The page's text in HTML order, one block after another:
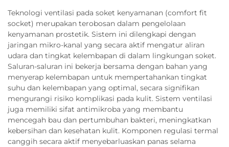
Teknologi ventilasi pada soket kenyamanan (comfort fit
socket) merupakan terobosan dalam pengelolaan
kenyamanan prostetik. Sistem ini dilengkapi dengan
jaringan mikro-kanal yang secara aktif mengatur aliran
udara dan tingkat kelembapan di dalam lingkungan soket.
Saluran-saluran ini bekerja bersama dengan bahan yang
menyerap kelembapan untuk mempertahankan tingkat
suhu dan kelembapan yang optimal, secara signifikan
mengurangi risiko komplikasi pada kulit. Sistem ventilasi
juga memiliki sifat antimikroba yang membantu
mencegah bau dan pertumbuhan bakteri, meningkatkan
kebersihan dan kesehatan kulit. Komponen regulasi termal
canggih secara aktif menyebarluaskan panas selama